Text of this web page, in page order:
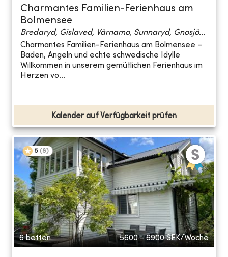
Charmantes Familien-Ferienhaus am
Bolmensee
Bredaryd, Gislaved, Värnamo, Sunnaryd, Gnosjö...
Charmantes Familien-Ferienhaus am Bolmensee –
Baden, Angeln und echte schwedische Idylle
Willkommen in unserem gemütlichen Ferienhaus im
Herzen vo...
Kalender auf Verfügbarkeit prüfen
5 (8)
6 betten 5600 - 6900 SEK/Woche